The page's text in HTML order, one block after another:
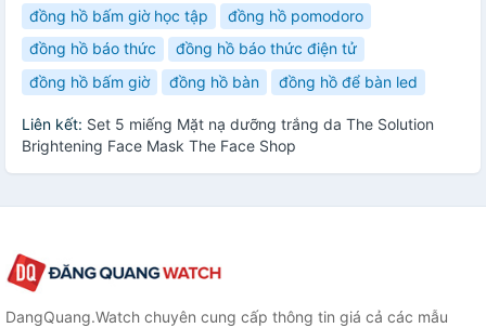
đồng hồ bấm giờ học tập
đồng hồ pomodoro
đồng hồ báo thức
đồng hồ báo thức điện tử
đồng hồ bấm giờ
đồng hồ bàn đồng hồ để bàn led
Liên kết: Set 5 miếng Mặt nạ dưỡng trắng da The Solution
Brightening Face Mask The Face Shop
DangQuang.Watch chuyên cung cấp thông tin giá cả các mẫu